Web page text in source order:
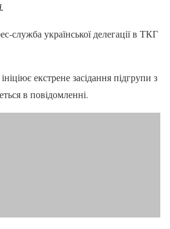
служба української делегації в ТКГ
екстрене засідання підгрупи з
в повідомленні.